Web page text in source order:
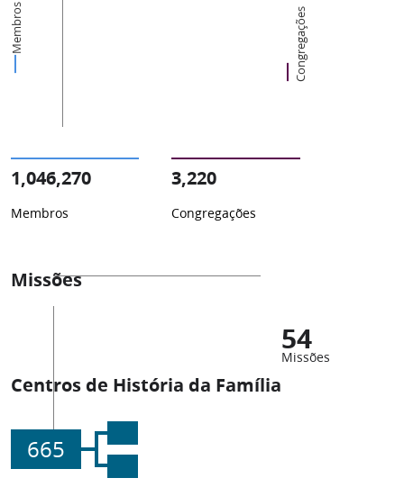
Membros Congregações
1,046,270
Membros
3,220
Congregações
Missões
54
Missões
Centros de História da Família
665